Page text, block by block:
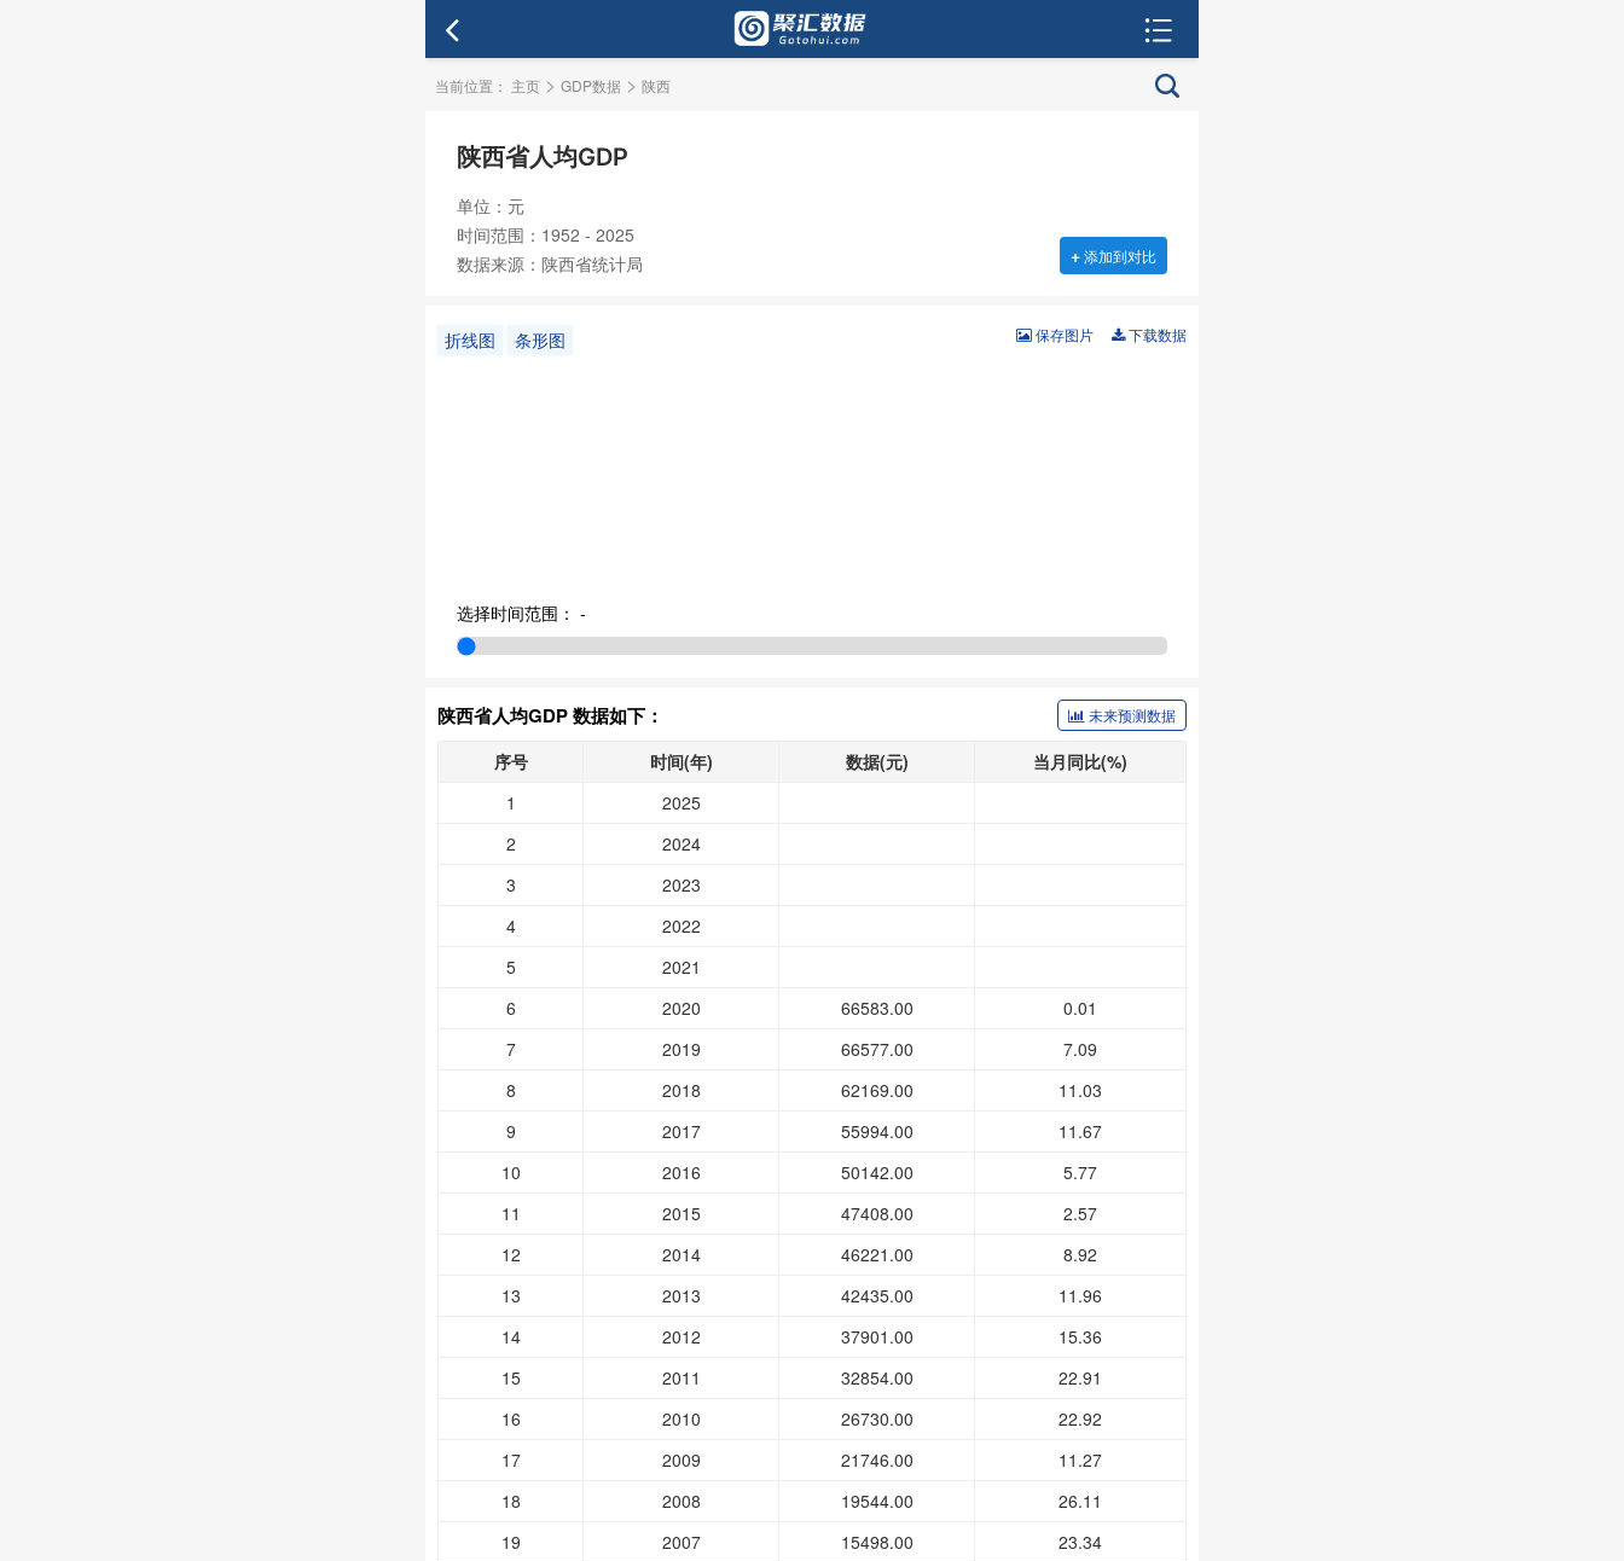
当前位置： 主页 > GDP数据 > 陕西
陕西省人均GDP
单位：元
时间范围：1952 - 2025
数据来源：陕西省统计局
+添加到对比
折线图 条形图 下载数据
保存图片
选择时间范围： -
陕西省人均GDP 数据如下： 未来预测数据
序号 时间(年) 数据(元)
当月同比(%)
1
2025
2
2024
3
2023
4
2022
5
2021
6
2020 66583.00
0.01
7
2019 66577.00
7.09
8
2018 62169.00
11.03
9
2017 55994.00
11.67
10
2016 50142.00
5.77
11
2015 47408.00
2.57
12
2014 46221.00
8.92
13
2013 42435.00
11.96
14
2012 37901.00
15.36
15
2011 32854.00
22.91
16
2010 26730.00
22.92
17
2009 21746.00
11.27
18
2008 19544.00
26.11
19
2007 15498.00
23.34